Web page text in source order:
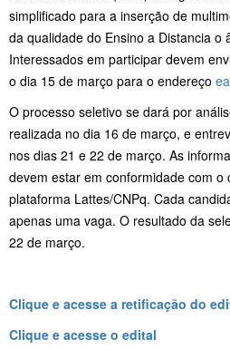
simplificado para a inserção de
da qualidade do Ensino a Distancia o
Interessados em participar devem
o dia 15 de março para o endereço
O processo seletivo se dará por
realizada no dia 16 de março, e
nos dias 21 e 22 de março. As
devem estar em conformidade com o
plataforma Lattes/CNPq. Cada
apenas uma vaga. O resultado da
22 de março.
Clique e acesse a retificação do
Clique e acesse o edital